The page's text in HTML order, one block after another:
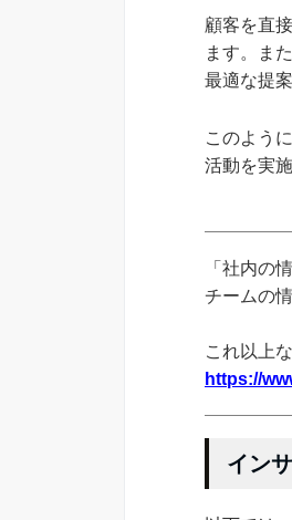
顧客を直
ます。ま
最適な提
このよう
活動を実
「社内の
チームの
これ以上
https://
イン